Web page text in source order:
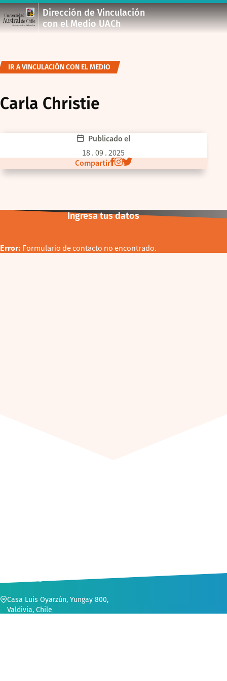
Dirección de Vinculación
con el Medio UACh
IR A VINCULACIÓN CON EL MEDIO
Carla Christie
Publicado el
18 . 09 . 2025
Compartir
Ingresa tus datos
Error: Formulario de contacto no encontrado.
CONTACTO
Casa Luis Oyarzún, Yungay 800,
Valdivia, Chile